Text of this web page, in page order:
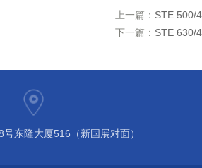
上一篇： STE 500/
下一篇： STE 630/
号东隆大厦516（新国展对面）